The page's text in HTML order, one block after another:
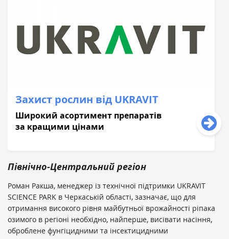
Захист рослин від UKRAVIT
Широкий асортимент препаратів
за кращими цінами
Північно-Центральний регіон
Роман Ракша, менеджер із технічної підтримки UKRAVIT
SCIENCE PARK в Черкаській області, зазначає, що для
отримання високого рівня майбутньої врожайності ріпака
озимого в регіоні необхідно, найперше, висівати насіння,
оброблене фунгіцидними та інсектицидними